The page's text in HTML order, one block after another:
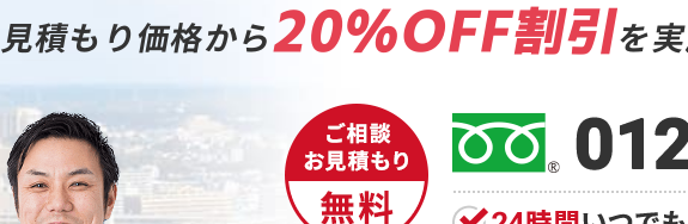
見積もり価格から20%OFF割引を